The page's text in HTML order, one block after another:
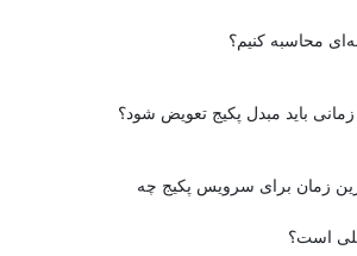
محاسبه کنیم؟
باید مبدل پکیج تعویض شود؟
زمان برای سرویس پکیج چه
است؟